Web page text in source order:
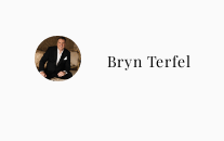
Bryn Terfel